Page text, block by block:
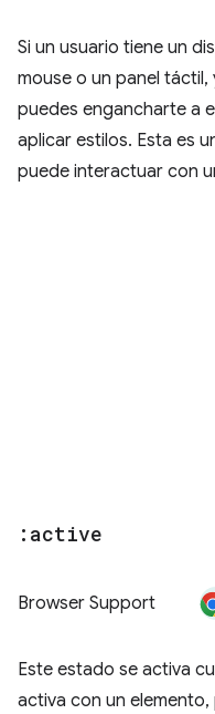
Si un usuario tiene un
mouse o un panel
puedes engancharte a
aplicar estilos. Esta es
puede interactuar con
:active
Browser Support
Este estado se activa
activa con un